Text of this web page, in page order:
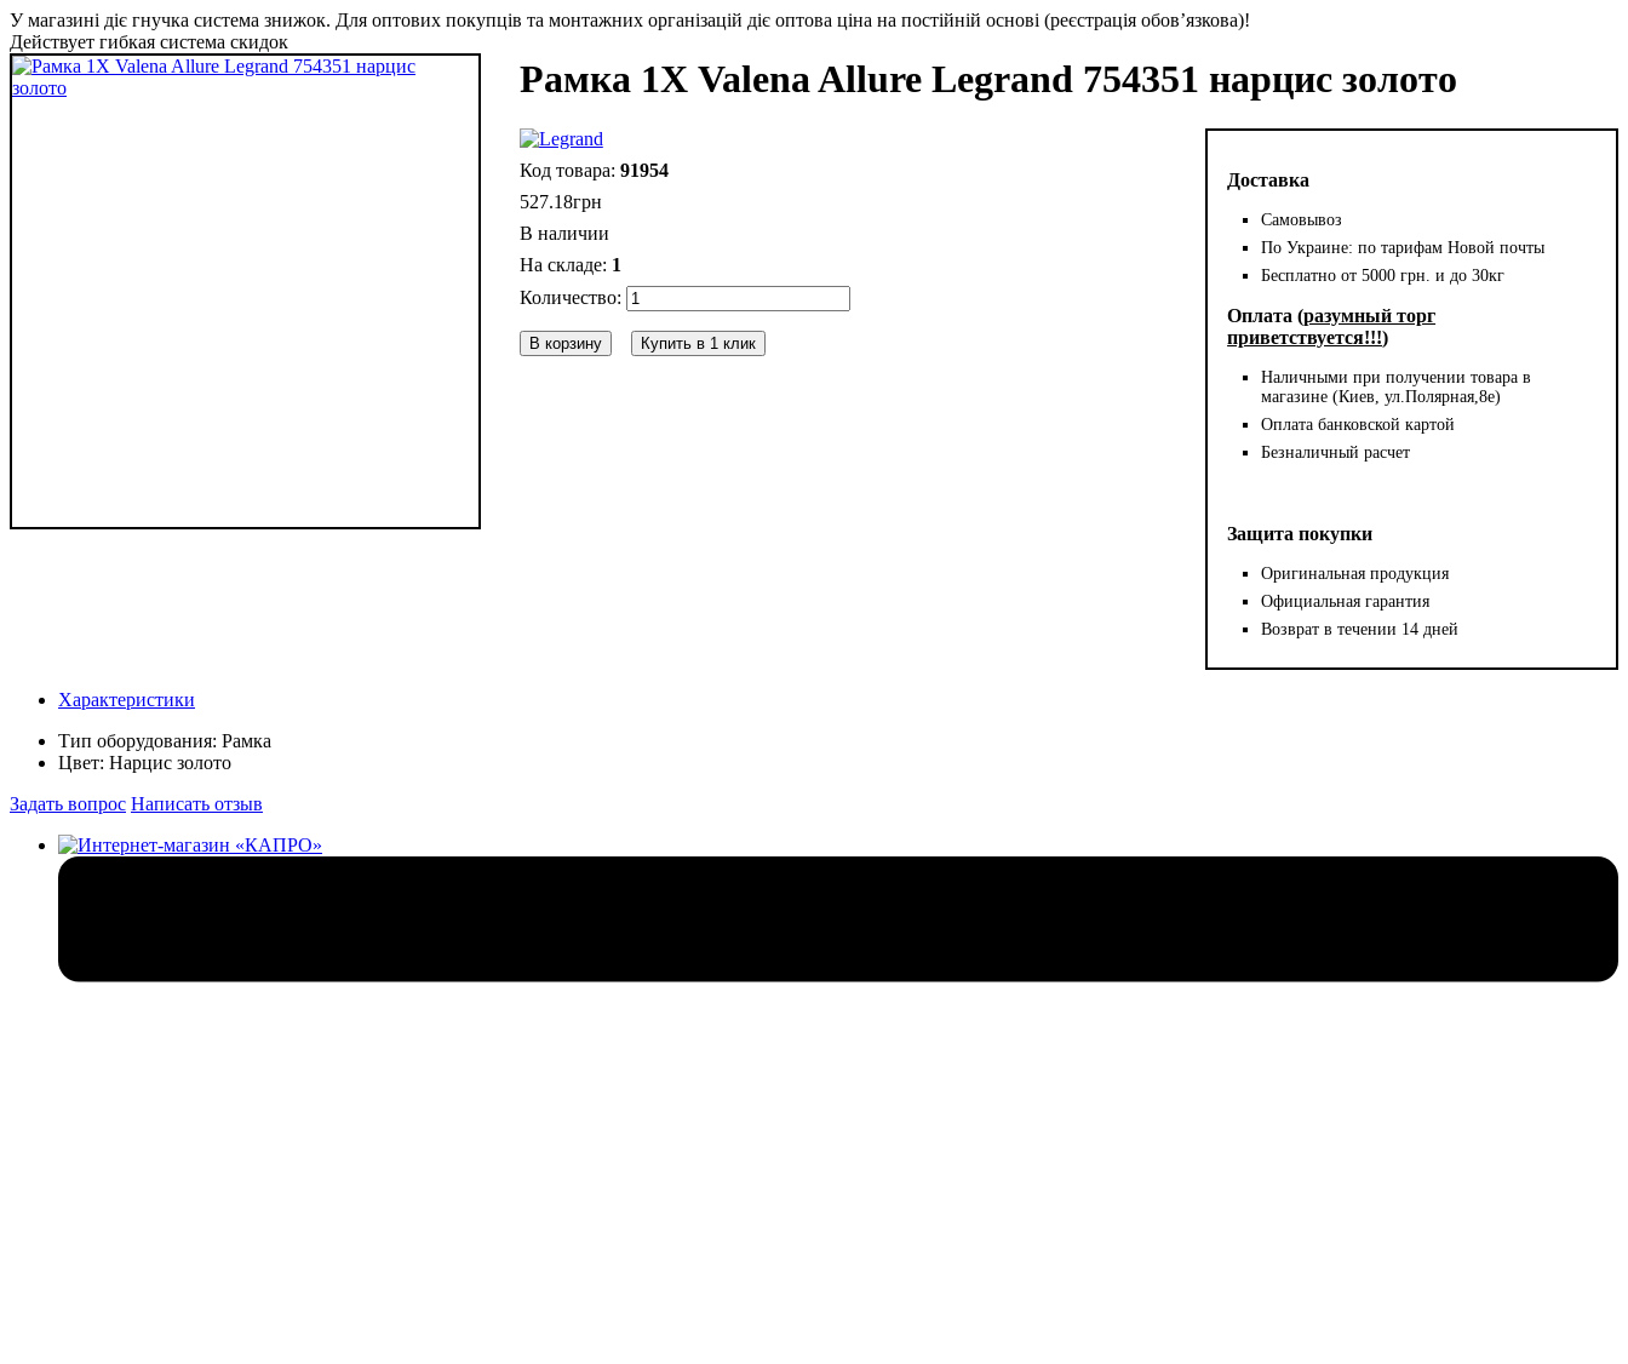
У магазині діє гнучка система знижок. Для оптових покупців та монтажних організацій діє оптова ціна на постійній основі (реєстрація обов’язкова)!
Действует гибкая система скидок
Рамка 1Х Valena Allure Legrand 754351 нарцис золото
Доставка
Самовывоз
По Украине: по тарифам Новой почты
Бесплатно от 5000 грн. и до 30кг
Оплата (разумный торг
приветствуется!!!)
Наличными при получении товара в
магазине (Киев, ул.Полярная,8е)
Оплата банковской картой
Безналичный расчет
Защита покупки
Оригинальная продукция
Официальная гарантия
Возврат в течении 14 дней
91954
527.18грн
В наличии
1
В корзину Купить в 1 клик
Характеристики
Тип оборудования: Рамка
Цвет: Нарцис золото
Задать вопрос Написать отзыв